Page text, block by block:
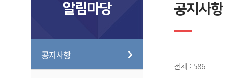
임원소개
참고
알림마당
공지사항
공지사항
전체 : 586